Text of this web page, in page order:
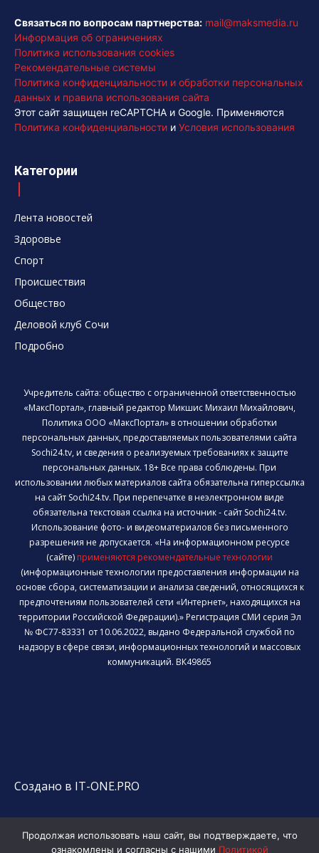
Связаться по вопросам партнерства: mail@maksmedia.ru
Информация об ограничениях
Политика использования cookies
Рекомендательные системы
Политика конфиденциальности и обработки персональных
данных и правила использования сайта
Этот сайт защищен reCAPTCHA и Google. Применяются
Политика конфиденциальности и Условия использования
Категории
Лента новостей
Здоровье
Спорт
Происшествия
Общество
Деловой клуб Сочи
Подробно
Учредитель сайта: общество с ограниченной ответственностью
«МаксПортал», главный редактор Микшис Михаил Михайлович,
Политика ООО «МаксПортал» в отношении обработки
персональных данных, предоставляемых пользователями сайта
Sochi24.tv, и сведения о реализуемых требованиях к защите
персональных данных. 18+ Все права соблюдены. При
использовании любых материалов сайта обязательна гиперссылка
на сайт Sochi24.tv. При перепечатке в неэлектронном виде
обязательна текстовая ссылка на источник - сайт Sochi24.tv.
Использование фото- и видеоматериалов без письменного
разрешения не допускается. «На информационном ресурсе
(сайте) применяются рекомендательные технологии
(информационные технологии предоставления информации на
основе сбора, систематизации и анализа сведений, относящихся к
предпочтениям пользователей сети «Интернет», находящихся на
территории Российской Федерации).» Регистрация СМИ серия Эл
№ ФС77-83331 от 10.06.2022, выдано Федеральной службой по
надзору в сфере связи, информационных технологий и массовых
коммуникаций. ВК49865
Создано в IT-ONE.PRO
Продолжая использовать наш сайт, вы подтверждаете, что
ознакомлены и согласны с нашими Политикой